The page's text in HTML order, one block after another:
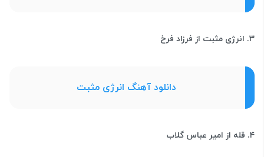
۳. انرژی مثبت از فرزاد فرخ
دانلود آهنگ انرژی مثبت
۴. قله از امیر عباس گلاب